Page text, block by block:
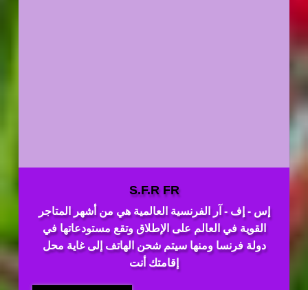
S.F.R FR
إس - إف - آر الفرنسية العالمية هي من أشهر المتاجر
القوية في العالم على الإطلاق وتقع مستودعاتها في
دولة فرنسا ومنها سيتم شحن الهاتف إلى غاية محل
إقامتك أنت